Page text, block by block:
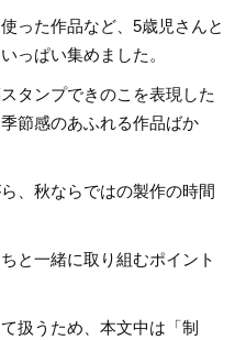
タ
諭
リ
っ
て
編
の
切
んだり笑ったり、
悔しく感じたり。
さまざまな経験を
ほしいと考えていま
った作品など、5歳児さんと
っぱい集めました。
タンプできのこを表現した
節感のあふれる作品ばか
、秋ならではの製作の時間
と一緒に取り組むポイント
扱うため、本文中は「制